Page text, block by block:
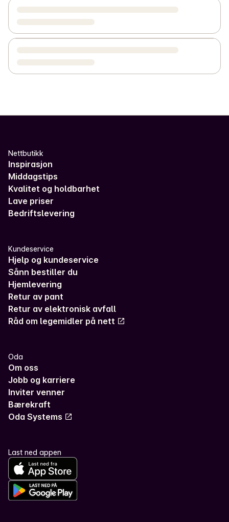
Nettbutikk
Inspirasjon
Middagstips
Kvalitet og holdbarhet
Lave priser
Bedriftslevering
Kundeservice
Hjelp og kundeservice
Sånn bestiller du
Hjemlevering
Retur av pant
Retur av elektronisk avfall
Råd om legemidler på nett
Oda
Om oss
Jobb og karriere
Inviter venner
Bærekraft
Oda Systems
Last ned appen